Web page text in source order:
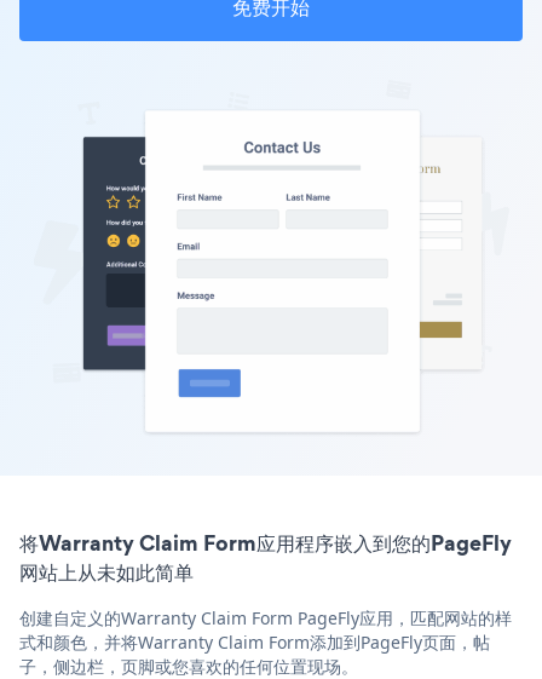
免费开始
将Warranty Claim Form应用程序嵌入到您的PageFly
网站上从未如此简单
创建自定义的Warranty Claim Form PageFly应用，匹配网站的样
式和颜色，并将Warranty Claim Form添加到PageFly页面，帖
子，侧边栏，页脚或您喜欢的任何位置现场。